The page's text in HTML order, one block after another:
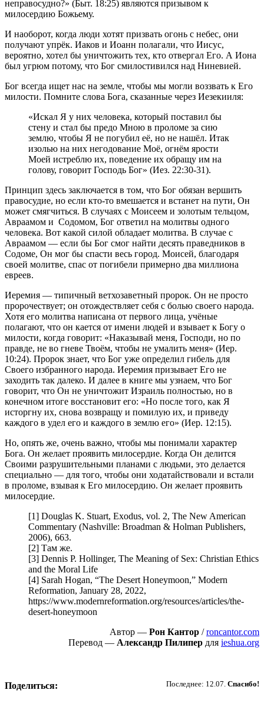
неправосудно?» (Быт. 18:25) являются призывом к
милосердию Божьему.
И наоборот, когда люди хотят призвать огонь с небес, они
получают упрёк. Иаков и Иоанн полагали, что Иисус,
вероятно, хотел бы уничтожить тех, кто отвергал Его. А Иона
был угрюм потому, что Бог смилостивился над Ниневией.
Бог всегда ищет нас на земле, чтобы мы могли воззвать к Его
милости. Помните слова Бога, сказанные через Иезекииля:
«Искал Я у них человека, который поставил бы
стену и стал бы предо Мною в проломе за сию
землю, чтобы Я не погубил её, но не нашёл. Итак
изолью на них негодование Моё, огнём ярости
Моей истреблю их, поведение их обращу им на
голову, говорит Господь Бог» (Иез. 22:30-31).
Принцип здесь заключается в том, что Бог обязан вершить
правосудие, но если кто-то вмешается и встанет на пути, Он
может смягчиться. В случаях с Моисеем и золотым тельцом,
Авраамом и Содомом, Бог ответил на молитвы одного
человека. Вот какой силой обладает молитва. В случае с
Авраамом — если бы Бог смог найти десять праведников в
Содоме, Он мог бы спасти весь город. Моисей, благодаря
своей молитве, спас от погибели примерно два миллиона
евреев.
Иеремия — типичный ветхозаветный пророк. Он не просто
пророчествует; он отождествляет себя с болью своего народа.
Хотя его молитва написана от первого лица, учёные
полагают, что он кается от имени людей и взывает к Богу о
милости, когда говорит: «Наказывай меня, Господи, но по
правде, не во гневе Твоём, чтобы не умалить меня» (Иер.
10:24). Пророк знает, что Бог уже определил гибель для
Своего избранного народа. Иеремия призывает Его не
заходить так далеко. И далее в книге мы узнаем, что Бог
говорит, что Он не уничтожит Израиль полностью, но в
конечном итоге восстановит его: «Но после того, как Я
исторгну их, снова возвращу и помилую их, и приведу
каждого в удел его и каждого в землю его» (Иер. 12:15).
Но, опять же, очень важно, чтобы мы понимали характер
Бога. Он желает проявить милосердие. Когда Он делится
Своими разрушительными планами с людьми, это делается
специально — для того, чтобы они ходатайствовали и встали
в проломе, взывая к Его милосердию. Он желает проявить
милосердие.
[1] Douglas K. Stuart, Exodus, vol. 2, The New American
Commentary (Nashville: Broadman & Holman Publishers,
2006), 663.
[2] Там же.
[3] Dennis P. Hollinger, The Meaning of Sex: Christian Ethics
and the Moral Life
[4] Sarah Hogan, “The Desert Honeymoon,” Modern
Reformation, January 28, 2022,
https://www.modernreformation.org/resources/articles/the-
desert-honeymoon
Автор — Рон Кантор /roncantor.com
Перевод — Александр Пилипер для ieshua.org
Последнее: 12.07. Спасибо!
Поделиться: